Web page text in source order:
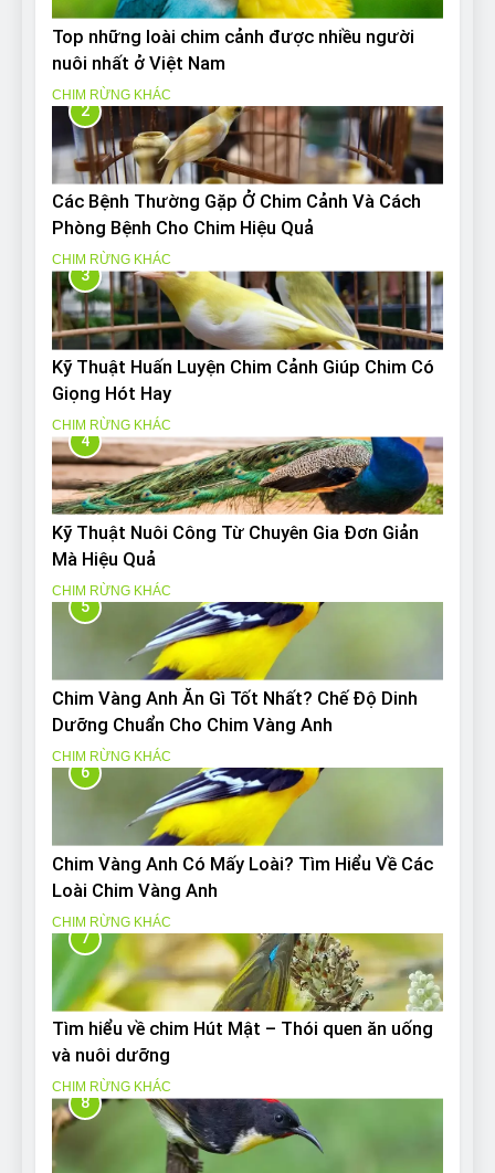
Top những loài chim cảnh được nhiều người
nuôi nhất ở Việt Nam
CHIM RỪNG KHÁC
2
Các Bệnh Thường Gặp Ở Chim Cảnh Và Cách
Phòng Bệnh Cho Chim Hiệu Quả
CHIM RỪNG KHÁC
3
Kỹ Thuật Huấn Luyện Chim Cảnh Giúp Chim Có
Giọng Hót Hay
CHIM RỪNG KHÁC
4
Kỹ Thuật Nuôi Công Từ Chuyên Gia Đơn Giản
Mà Hiệu Quả
CHIM RỪNG KHÁC
5
Chim Vàng Anh Ăn Gì Tốt Nhất? Chế Độ Dinh
Dưỡng Chuẩn Cho Chim Vàng Anh
CHIM RỪNG KHÁC
6
Chim Vàng Anh Có Mấy Loài? Tìm Hiểu Về Các
Loài Chim Vàng Anh
CHIM RỪNG KHÁC
7
Tìm hiểu về chim Hút Mật – Thói quen ăn uống
và nuôi dưỡng
CHIM RỪNG KHÁC
8